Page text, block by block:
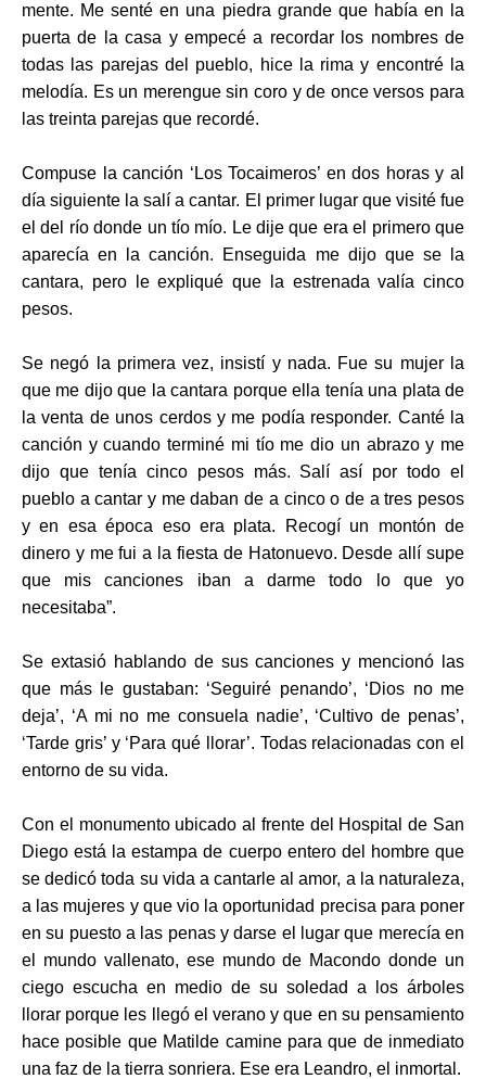
mente. Me senté en una piedra grande que había en la
puerta de la casa y empecé a recordar los nombres de
todas las parejas del pueblo, hice la rima y encontré la
melodía. Es un merengue sin coro y de once versos para
las treinta parejas que recordé.
Compuse la canción ‘Los Tocaimeros’ en dos horas y al
día siguiente lasalí a cantar. El primer lugar que visité fue
el del río donde un tío mío. Le dije que era el primero que
aparecía en la canción. Enseguida me dijo que se la
cantara, pero le expliqué que la estrenada valía cinco
pesos.
Se negó la primera vez, insistí y nada. Fue su mujer la
que me dijo que la cantara porque ella tenía una plata de
la venta de unos cerdos y me podía responder. Canté la
canción y cuando terminé mi tío me dio un abrazo y me
dijo que tenía cinco pesos más. Salí así por todo el
pueblo a cantar y me daban de a cinco o de a tres pesos
y en esa época eso era plata. Recogí un montón de
dinero y me fui a la fiesta de Hatonuevo. Desde allí supe
que mis canciones iban a darme todo lo que yo
necesitaba”.
Se extasióhabl ando de sus canciones y mencionó las
que más le gustaban: ‘Seguiré penando’, ‘Dios no me
deja’, ‘A mi no me consuela nadie’, ‘Cultivo de penas’,
‘Tarde gris’ y ‘Para qué llorar’. Todas relacionadas con el
entorno de su vida.
Con el monumento ubicado al frente del Hospital de San
Diego está la estampa de cuerpo entero del hombre que
se dedicó toda su vida a cantarle al amor, a la naturaleza,
a las mujeres y que vio la oportunidad precisa para poner
en su puesto a las penas y darse el lugar que merecía en
el mundo vallenato, ese mundo de Macondo donde un
ciego escucha en medio de su soledad a los árboles
llorar porque les llegó el verano y que en su pensamiento
hace posible que Matilde camine para que de inmediato
una faz de la tierra sonriera. Ese era Leandro, el inmortal.